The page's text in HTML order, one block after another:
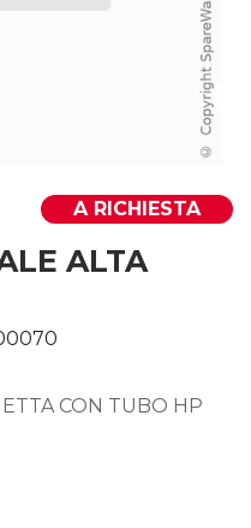
A RICHIESTA
ALTA
CON TUBO HP